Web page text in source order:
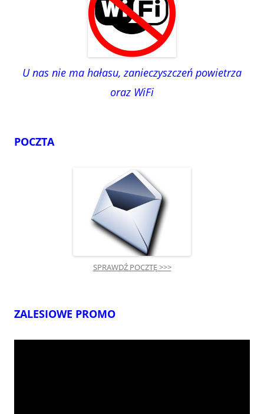
U nas nie ma hałasu, zanieczyszczeń powietrza
oraz WiFi
POCZTA
SPRAWDŹ POCZTĘ >>>
ZALESIOWE PROMO
Odtwarzacz